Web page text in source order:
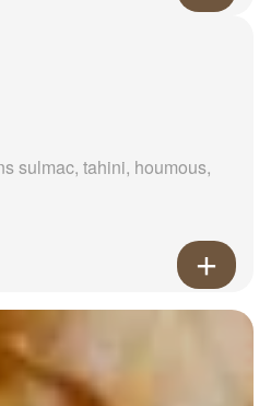
sulmac, tahini, houmous,